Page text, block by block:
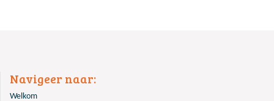
Navigeer naar:
Welkom